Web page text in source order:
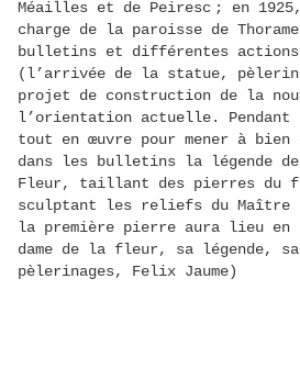
Méailles et de Peiresc ; en
charge de la paroisse de
bulletins et différentes
(l’arrivée de la statue,
projet de construction de la
l’orientation actuelle. Pendant
tout en œuvre pour mener à
dans les bulletins la légende de
Fleur, taillant des pierres du
sculptant les reliefs du Maître
la première pierre aura lieu en
dame de la fleur, sa légende,
pèlerinages, Felix Jaume)